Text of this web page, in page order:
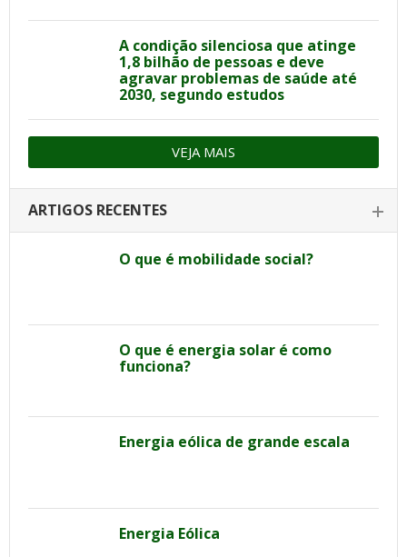
A condição silenciosa que atinge
1,8 bilhão de pessoas e deve
agravar problemas de saúde até
2030, segundo estudos
VEJA MAIS
ARTIGOS RECENTES
O que é mobilidade social?
O que é energia solar é como
funciona?
Energia eólica de grande escala
Energia Eólica